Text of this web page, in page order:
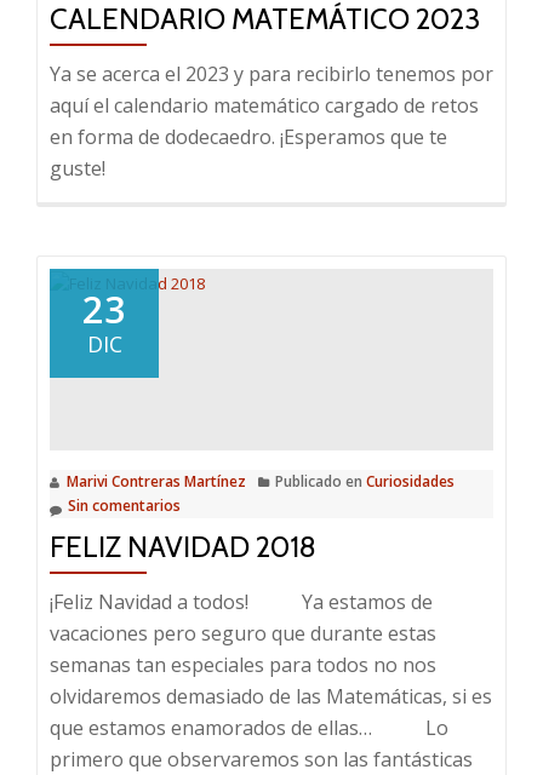
CALENDARIO MATEMÁTICO 2023
Ya se acerca el 2023 y para recibirlo tenemos por
aquí el calendario matemático cargado de retos
en forma de dodecaedro. ¡Esperamos que te
guste!
23
DIC
Marivi Contreras Martínez Publicado en Curiosidades
Sin comentarios
FELIZ NAVIDAD 2018
¡Feliz Navidad a todos! Ya estamos de
vacaciones pero seguro que durante estas
semanas tan especiales para todos no nos
olvidaremos demasiado de las Matemáticas, si es
que estamos enamorados de ellas… Lo
primero que observaremos son las fantásticas